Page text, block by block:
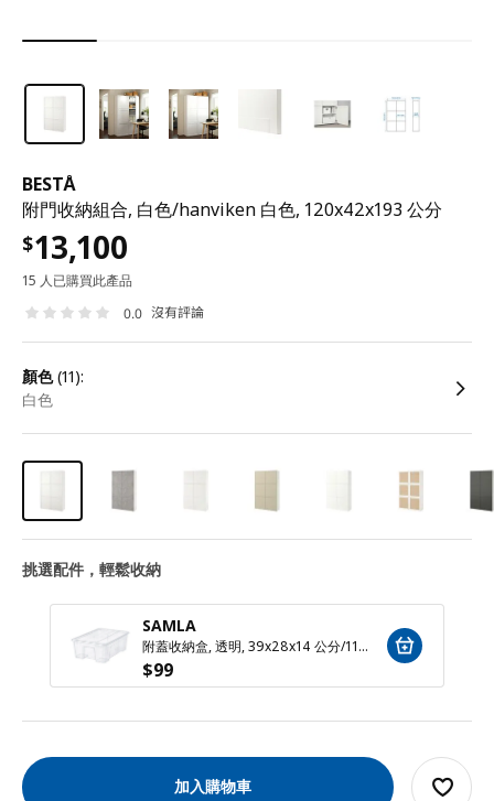
BESTÅ
附門收納組合, 白色/hanviken 白色, 120x42x193 公分
$13,100
15 人已購買此產品
0.0 沒有評論
顏色(11):
白色
挑選配件，輕鬆收納
SAMLA
附蓋收納盒, 透明, 39x28x14 公分/11 公升
$99
加入購物車